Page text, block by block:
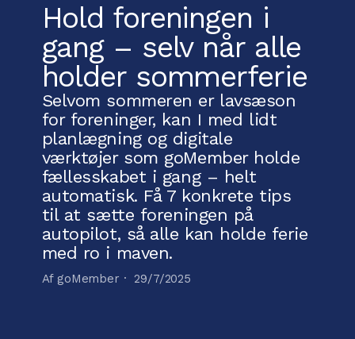
Hold foreningen i
gang – selv når alle
holder sommerferie
Selvom sommeren er lavsæson
for foreninger, kan I med lidt
planlægning og digitale
værktøjer som goMember holde
fællesskabet i gang – helt
automatisk. Få 7 konkrete tips
til at sætte foreningen på
autopilot, så alle kan holde ferie
med ro i maven.
Af goMember ·29/7/2025